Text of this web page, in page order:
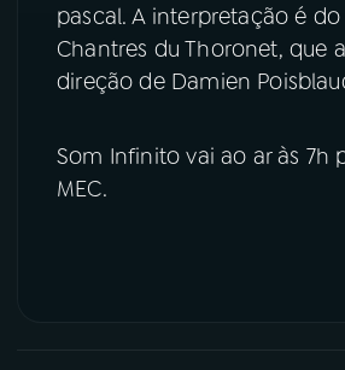
pascal. A interpretação é
Chantres du Thoronet, que
direção de Damien
Som Infinito vai ao ar às 7h
MEC.